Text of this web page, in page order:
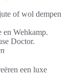
of wol dempen
en Wehkamp.
Doctor.
een luxe